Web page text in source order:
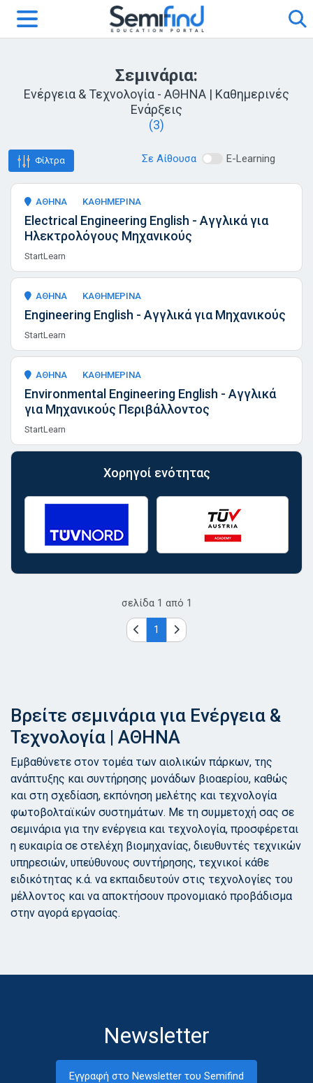
Σεμινάρια:
Ενέργεια & Τεχνολογία - ΑΘΗΝΑ | Καθημερινές
Ενάρξεις
(3)
Φίλτρα Σε Αίθουσα E-Learning
ΑΘΗΝΑ ΚΑΘΗΜΕΡΙΝΑ
Electrical Engineering English - Αγγλικά για
Ηλεκτρολόγους Μηχανικούς
StartLearn
ΑΘΗΝΑ ΚΑΘΗΜΕΡΙΝΑ
Engineering English - Αγγλικά για Μηχανικούς
StartLearn
ΑΘΗΝΑ ΚΑΘΗΜΕΡΙΝΑ
Environmental Engineering English - Αγγλικά
για Μηχανικούς Περιβάλλοντος
StartLearn
Χορηγοί ενότητας
σελίδα 1 από 1
1
Βρείτε σεμινάρια για Ενέργεια &
Τεχνολογία | ΑΘΗΝΑ
Εμβαθύνετε στον τομέα των αιολικών πάρκων, της
ανάπτυξης και συντήρησης μονάδων βιοαερίου, καθώς
και στη σχεδίαση, εκπόνηση μελέτης και τεχνολογία
φωτοβολταϊκών συστημάτων. Με τη συμμετοχή σας σε
σεμινάρια για την ενέργεια και τεχνολογία, προσφέρεται
η ευκαιρία σε στελέχη βιομηχανίας, διευθυντές τεχνικών
υπηρεσιών, υπεύθυνους συντήρησης, τεχνικοί κάθε
ειδικότητας κ.ά. να εκπαιδευτούν στις τεχνολογίες του
μέλλοντος και να αποκτήσουν προνομιακό προβάδισμα
στην αγορά εργασίας.
Newsletter
Εγγραφή στο Newsletter του Semifind